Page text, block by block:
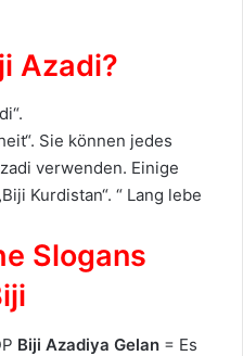
Azadi?
Sie können jedes
verwenden. Einige
Kurdistan“. “ Lang lebe
Slogans
Biji Azadiya Gelan = Es